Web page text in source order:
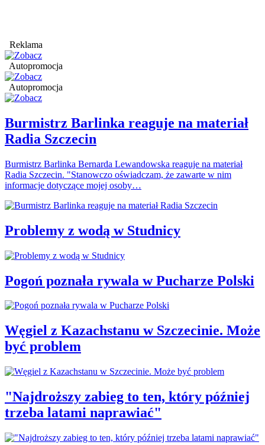
Reklama
Autopromocja
Autopromocja
Burmistrz Barlinka reaguje na materiał
Radia Szczecin
Burmistrz Barlinka Bernarda Lewandowska reaguje na materiał
Radia Szczecin. "Stanowczo oświadczam, że zawarte w nim
informacje dotyczące mojej osoby…
Problemy z wodą w Studnicy
Pogoń poznała rywala w Pucharze Polski
Węgiel z Kazachstanu w Szczecinie. Może
być problem
"Najdroższy zabieg to ten, który później
trzeba latami naprawiać"